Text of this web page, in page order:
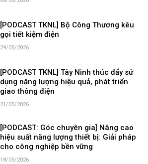
[PODCAST TKNL] Bộ Công Thương kêu
gọi tiết kiệm điện
29/05/2026
[PODCAST TKNL] Tây Ninh thúc đẩy sử
dụng năng lượng hiệu quả, phát triển
giao thông điện
21/05/2026
[PODCAST: Góc chuyên gia] Nâng cao
hiệu suất năng lượng thiết bị: Giải pháp
cho công nghiệp bền vững
18/05/2026